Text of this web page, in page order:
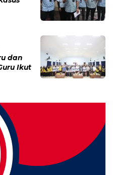
dan
Ikut